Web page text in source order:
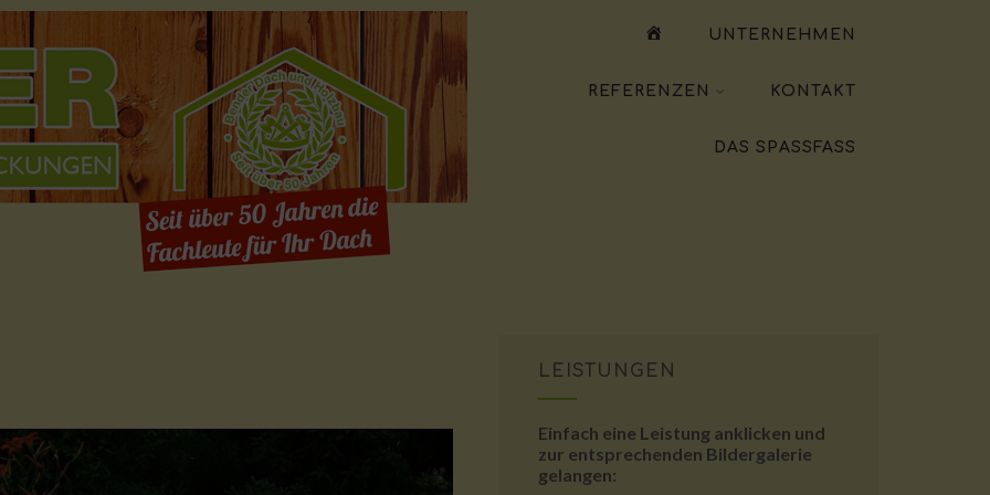
WILLKOMMEN
UNTERNEHMEN
REFERENZEN KONTAKT
DAS SPASSFASS
LEISTUNGEN
Einfach eine Leistung anklicken und
zur entsprechenden Bildergalerie
gelangen: